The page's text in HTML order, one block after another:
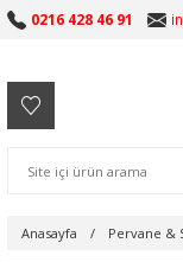
0216 428 46 91
Anasayfa Pervane &